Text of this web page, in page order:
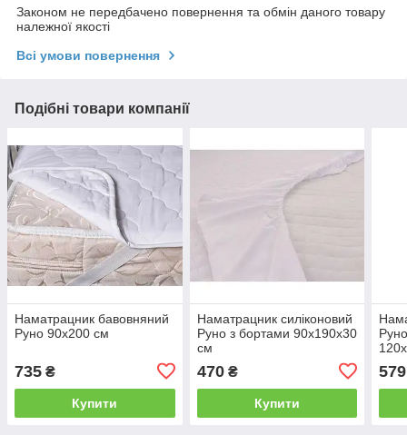
Законом не передбачено повернення та обмін даного товару
належної якості
Всі умови повернення
Подібні товари компанії
Наматрацник бавовняний
Руно 90х200 см
735 ₴
Купити
Наматрацник силіконовий
Руно з бортами 90х190х30
см
470₴
Купити
579